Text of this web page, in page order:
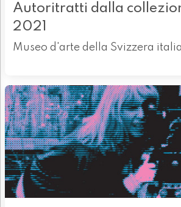
Autoritratti dalla
2021
Museo d'arte della Svizzera